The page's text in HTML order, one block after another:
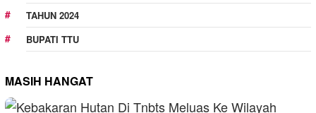
TAHUN 2024
BUPATI TTU
MASIH HANGAT